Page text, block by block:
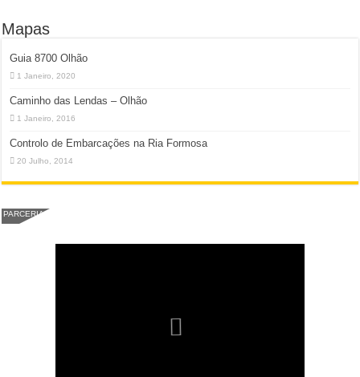
Mapas
Guia 8700 Olhão
1 Janeiro, 2020
Caminho das Lendas – Olhão
1 Janeiro, 2016
Controlo de Embarcações na Ria Formosa
20 Julho, 2014
PARCERIA